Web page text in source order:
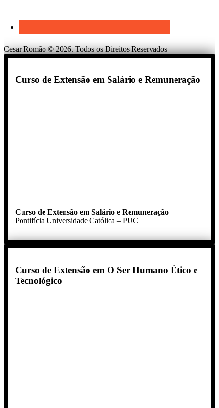
Cesar Romão © 2026. Todos os Direitos Reservados
Curso de Extensão em Salário e Remuneração
Curso de Extensão em Salário e Remuneração
Pontifícia Universidade Católica – PUC
Curso de Extensão em O Ser Humano Ético e
Tecnológico